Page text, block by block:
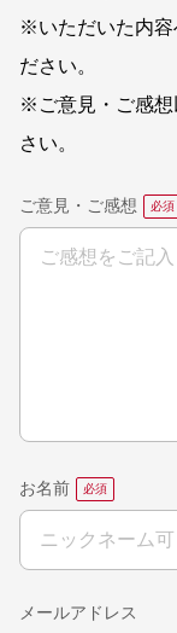
※いただいた内容
ださい。
※ご意見・ご感想
さい。
ご意見・ご感想
お名前
メールアドレス